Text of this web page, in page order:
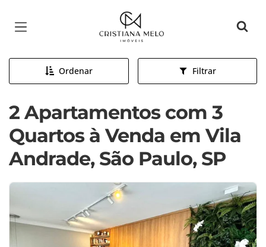
Página inicial
Ordenar Filtrar
2 Apartamentos com 3
Quartos à Venda em Vila
Andrade, São Paulo, SP